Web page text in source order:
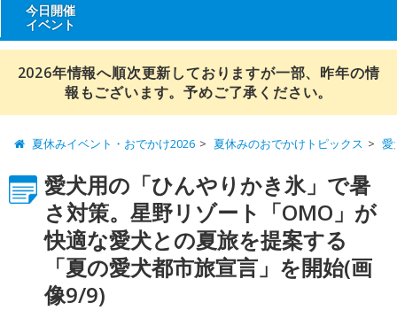
今日開催
イベント
2026年情報へ順次更新しておりますが一部、昨年の情
報もございます。予めご了承ください。
夏休みイベント・おでかけ2026 夏休みのおでかけトピックス 愛
愛犬用の「ひんやりかき氷」で暑
さ対策。星野リゾート「OMO」が
快適な愛犬との夏旅を提案する
「夏の愛犬都市旅宣言」を開始(画
像9/9)